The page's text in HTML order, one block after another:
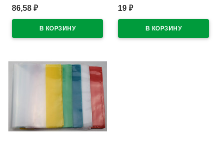
Gold) синий, 0,5мм, масло
86,58 ₽
универсальнаяМ арт У 22
19 ₽